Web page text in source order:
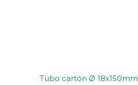
Tubo cartón Ø 18x150mm